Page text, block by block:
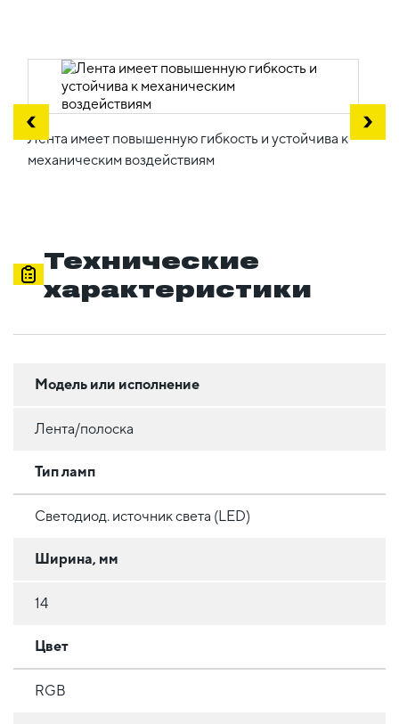
Лента имеет повышенную гибкость и устойчива к
механическим воздействиям
Технические
характеристики
Модель или исполнение
Лента/полоска
Тип ламп
Светодиод. источник света (LED)
Ширина, мм
14
Цвет
RGB